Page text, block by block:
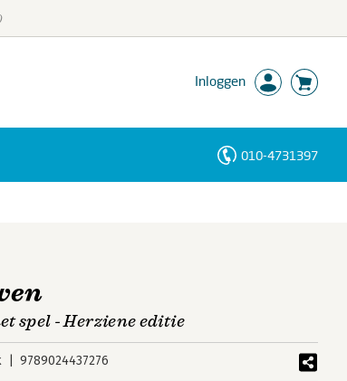
Inloggen
010-4731397
spel - Herziene editie
9789024437276